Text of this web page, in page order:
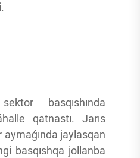
basqıshında
qatnastı. Jarıs
jaylasqan
basqıshqa jollanba